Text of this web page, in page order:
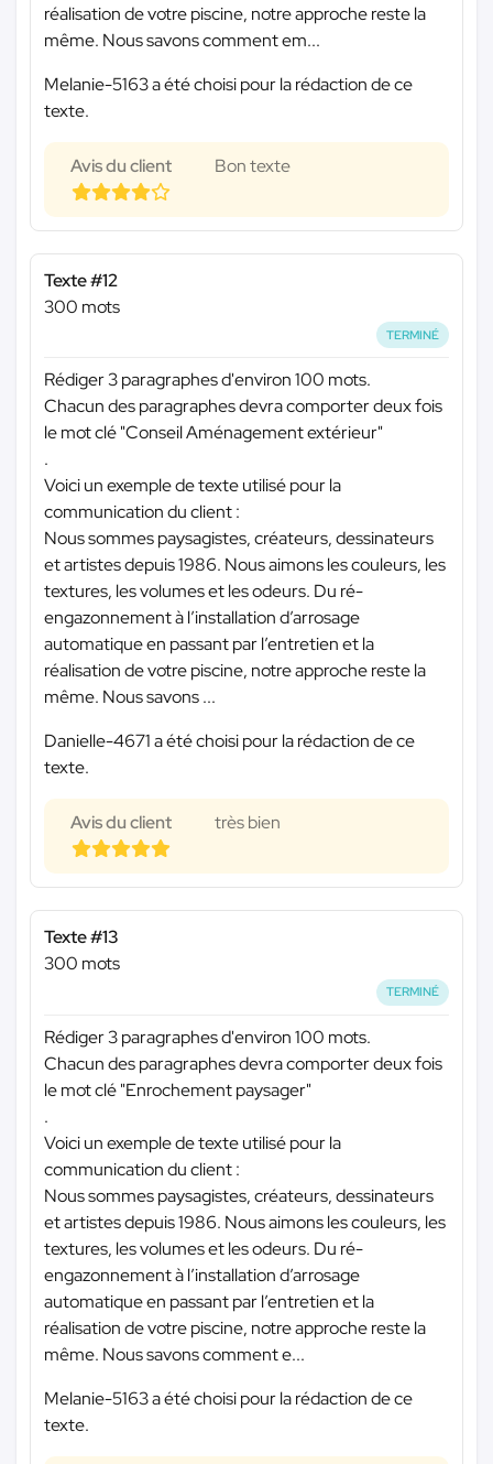
réalisation de votre piscine, notre approche reste la
même. Nous savons comment em...
Melanie-5163 a été choisi pour la rédaction de ce
texte.
Avis du client Bon texte
Texte #12
300 mots
TERMINÉ
Rédiger 3 paragraphes d'environ 100 mots.
Chacun des paragraphes devra comporter deux fois
le mot clé "Conseil Aménagement extérieur"
.
Voici un exemple de texte utilisé pour la
communication du client :
Nous sommes paysagistes, créateurs, dessinateurs
et artistes depuis 1986. Nous aimons les couleurs, les
textures, les volumes et les odeurs. Du ré-
engazonnement à l’installation d’arrosage
automatique en passant par l’entretien et la
réalisation de votre piscine, notre approche reste la
même. Nous savons ...
Danielle-4671 a été choisi pour la rédaction de ce
texte.
Avis du client très bien
Texte #13
300 mots
TERMINÉ
Rédiger 3 paragraphes d'environ 100 mots.
Chacun des paragraphes devra comporter deux fois
le mot clé "Enrochement paysager"
.
Voici un exemple de texte utilisé pour la
communication du client :
Nous sommes paysagistes, créateurs, dessinateurs
et artistes depuis 1986. Nous aimons les couleurs, les
textures, les volumes et les odeurs. Du ré-
engazonnement à l’installation d’arrosage
automatique en passant par l’entretien et la
réalisation de votre piscine, notre approche reste la
même. Nous savons comment e...
Melanie-5163 a été choisi pour la rédaction de ce
texte.